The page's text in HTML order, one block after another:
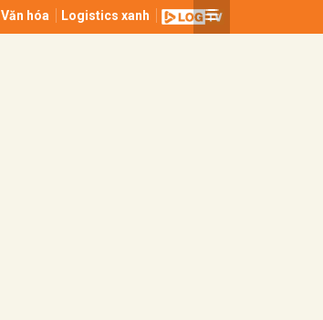
Văn hóa Logistics xanh